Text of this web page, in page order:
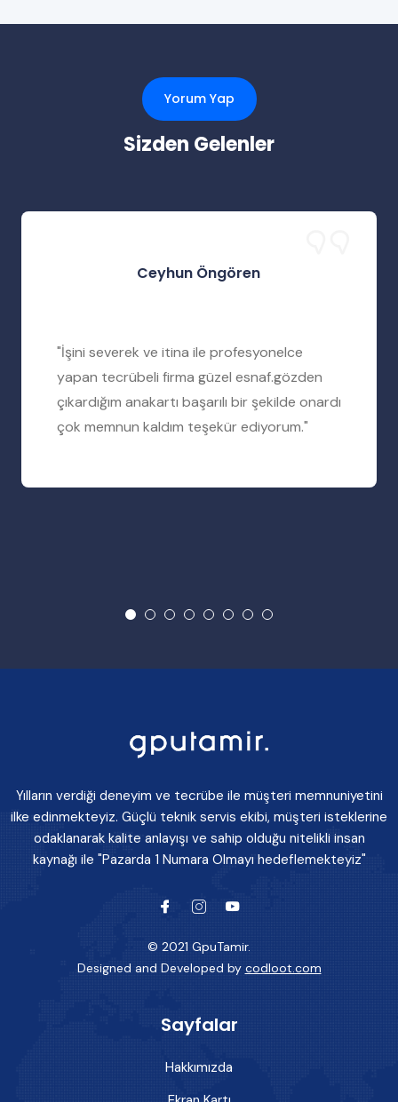
Yorum Yap
Sizden Gelenler
Ceyhun Öngören
"İşini severek ve itina ile profesyonelce
yapan tecrübeli firma güzel esnaf.gözden
çıkardığım anakartı başarılı bir şekilde onardı
çok memnun kaldım teşekür ediyorum."
Yılların verdiği deneyim ve tecrübe ile müşteri memnuniyetini
ilke edinmekteyiz. Güçlü teknik servis ekibi, müşteri isteklerine
odaklanarak kalite anlayışı ve sahip olduğu nitelikli insan
kaynağı ile "Pazarda 1 Numara Olmayı hedeflemekteyiz"
© 2021 GpuTamir.
Designed and Developed by codloot.com
Sayfalar
Hakkımızda